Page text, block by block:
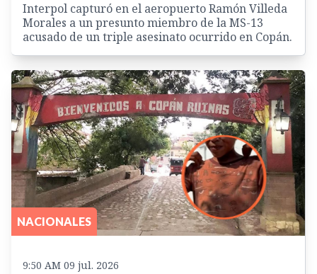
Interpol capturó en el aeropuerto Ramón Villeda
Morales a un presunto miembro de la MS-13
acusado de un triple asesinato ocurrido en Copán.
NACIONALES
9:50 AM 09 jul. 2026